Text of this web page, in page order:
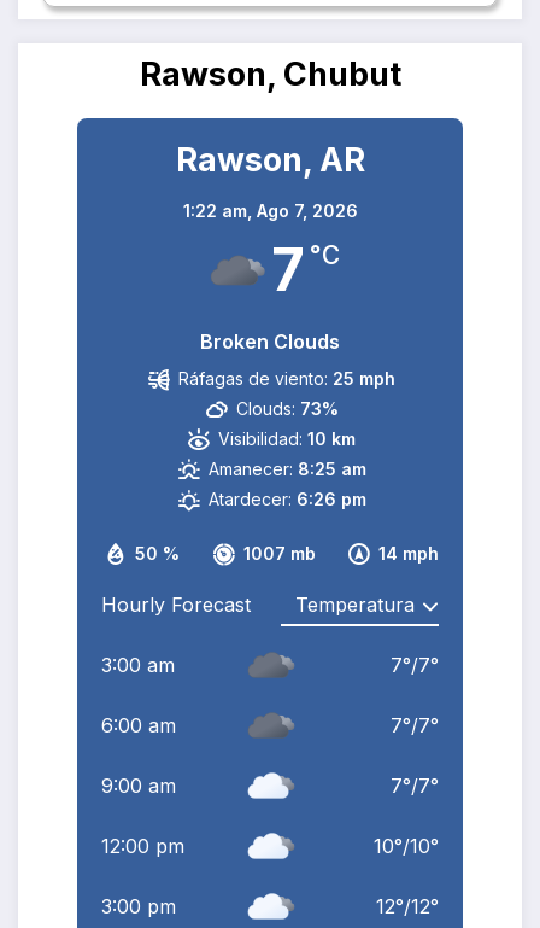
Rawson, Chubut
Rawson, AR
1:22 am, Ago 7, 2026
7 °C
Broken Clouds
50 % 1007 mb 14 mph
Ráfagas de viento: 25 mph
Clouds: 73%
Visibilidad: 10 km
Amanecer: 8:25 am
Atardecer: 6:26 pm
Hourly Forecast
3:00 am 7°/7°
6:00 am 7°/7°
9:00 am 7°/7°
12:00 pm 10°/10°
3:00 pm 12°/12°